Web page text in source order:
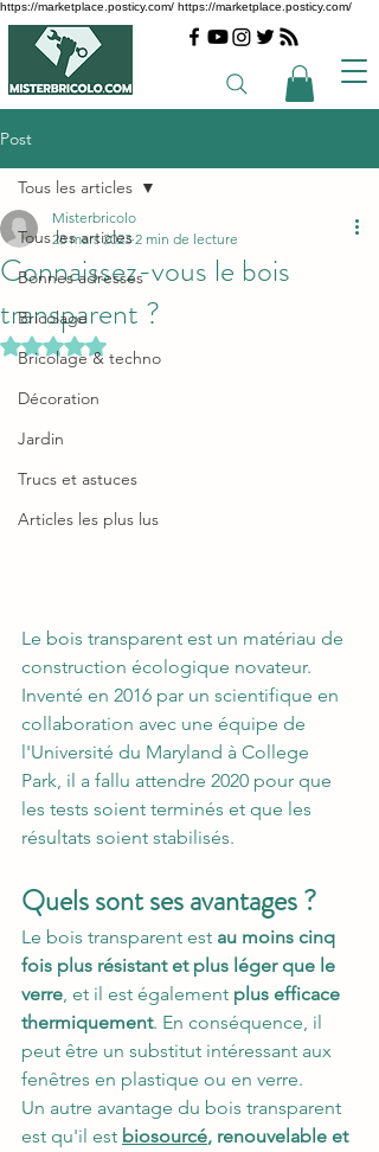
https://marketplace.posticy.com/ https://marketplace.posticy.com/
Post
Tous les articles
Bonnes adresses
Bricolage
Bricolage & techno
Décoration
Jardin
Trucs et astuces
Articles les plus lus
Tous les articles
Connaissez-vous le bois
transparent ?
Misterbricolo
28 mars 2023 2 min de lecture
Noté NaN étoiles sur 5.
Le bois transparent est un matériau de
construction écologique novateur.
Inventé en 2016 par un scientifique en
collaboration avec une équipe de
l'Université du Maryland à College
Park, il a fallu attendre 2020 pour que
les tests soient terminés et que les
résultats soient stabilisés.
Quels sont ses avantages ?
Le bois transparent est au moins cinq
fois plus résistant et plus léger que le
verre, et il est également plus efficace
thermiquement. En conséquence, il
peut être un substitut intéressant aux
fenêtres en plastique ou en verre.
Un autre avantage du bois transparent
est qu'il est biosourcé, renouvelable et